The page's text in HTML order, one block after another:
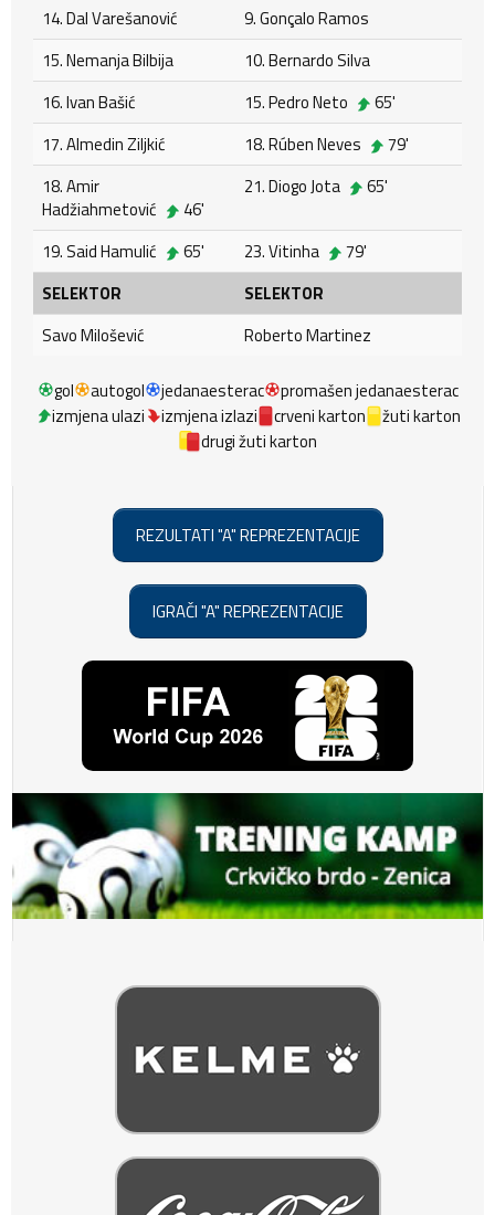
14. Dal Varešanović
9. Gonçalo Ramos
15. Nemanja Bilbija
10. Bernardo Silva
16. Ivan Bašić
15. Pedro Neto
65'
17. Almedin Ziljkić
18. Rúben Neves
79'
18. Amir
Hadžiahmetović
46'
21. Diogo Jota 65'
19. Said Hamulić 65' 23. Vitinha
79'
SELEKTOR
SELEKTOR
Savo Milošević
Roberto Martinez
gol autogol jedanaesterac
promašen jedanaesterac
izmjena ulazi
izmjena izlazi crveni karton
žuti karton
drugi žuti karton
REZULTATI "A" REPREZENTACIJE
IGRAČI "A" REPREZENTACIJE